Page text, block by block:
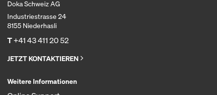
Doka Schweiz AG
Industriestrasse 24
8155 Niederhasli
T+41 43 411 20 52
JETZT KONTAKTIEREN
Weitere Informationen